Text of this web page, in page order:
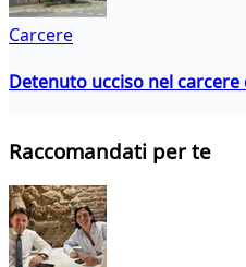
Carcere
Detenuto ucciso nel
Raccomandati per te